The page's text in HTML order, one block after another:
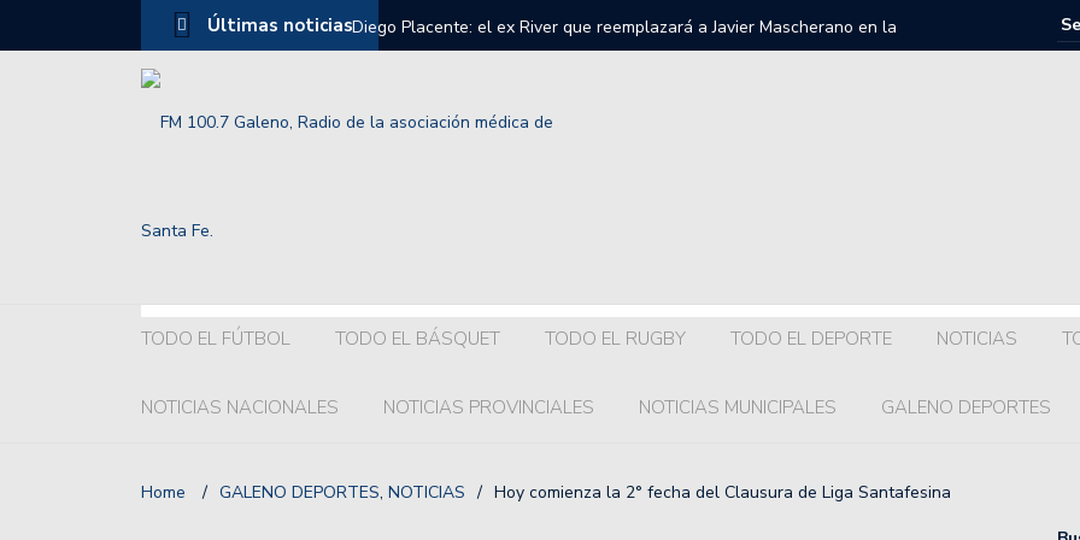
Últimas noticiasDiego Placente: el ex River que reemplazará a Javier Mascherano en la
Selección Argentina Sub 20.
Grelak o Recoba ¿Quién llegará a Colón?
terminó.
Así está la tabla de posiciones para la clasificación a la AmeriCup 2025 de
TODO EL FÚTBOL TODO EL BÁSQUET TODO EL RUGBY TODO EL DEPORTE NOTICIAS
NOTICIAS NACIONALES NOTICIAS PROVINCIALES NOTICIAS MUNICIPALES GALENO DEPORTES
Home / GALENO DEPORTES, NOTICIAS / Hoy comienza la 2° fecha del Clausura de Liga Santafesina